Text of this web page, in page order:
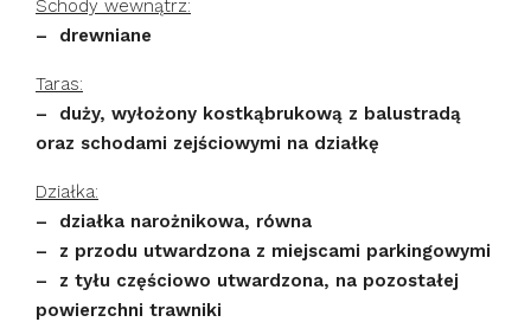
Schody wewnątrz:
– drewniane
Taras:
– duży, wyłożony kostkąbrukową z balustradą
oraz schodami zejściowymi na działkę
Działka:
– działka narożnikowa, równa
– z przodu utwardzona z miejscami parkingowymi
– z tyłu częściowo utwardzona, na pozostałej
powierzchni trawniki